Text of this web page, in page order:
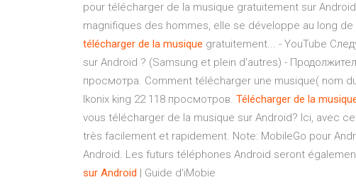
pour télécharger de la musique gratuitement sur
magnifiques des hommes, elle se développe au long
télécharger de la musique gratuitement... - YouTube
sur Androïd ? (Samsung et plein d'autres) -
просмотра. Comment télécharger une musique( nom
Ikonix king 22 118 просмотров. Télécharger de la
vous télécharger de la musique sur Android? Ici, avec
très facilement et rapidement. Note: MobileGo pour
Android. Les futurs téléphones Android seront
sur Android | Guide d'iMobie